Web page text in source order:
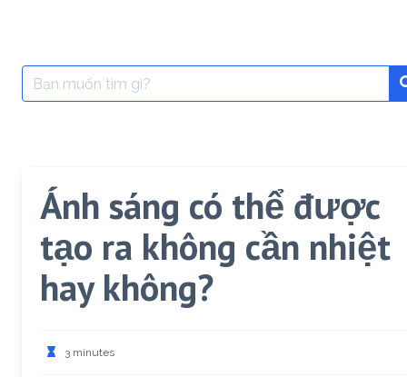
Search
for:
Ánh sáng có thể được
tạo ra không cần nhiệt
hay không?
3 minutes